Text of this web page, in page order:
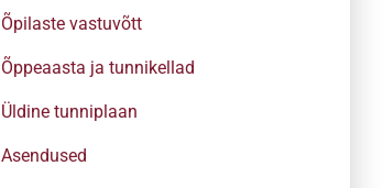
Õpilaste vastuvõtt
Õppeaasta ja tunnikellad
Üldine tunniplaan
Asendused